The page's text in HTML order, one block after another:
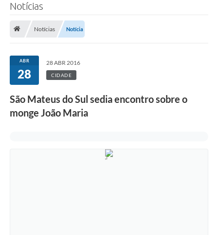
Transparência
Secretarias
Ouvidoria
Notícias
Notícias Notícia
ABR
28
28 ABR 2016
CIDADE
São Mateus do Sul sedia encontro sobre o
monge João Maria